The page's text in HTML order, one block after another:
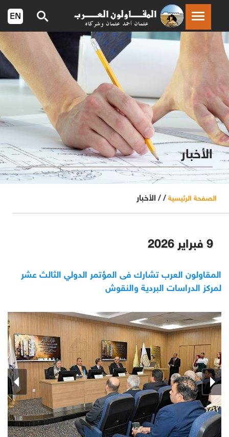
الأخبار
الصفحة الرئيسية / / الأخبار
9 فبراير 2026
المقاولون العرب تشارك فى المؤتمر الدولي الثالث عشر
لمركز الدراسات البردية والنقوش